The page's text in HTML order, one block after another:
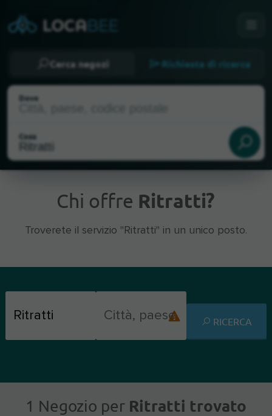
Cerca negozi Richiesta di ricerca
Dove
Cosa
Posizione attuale
Chi offre Ritratti?
Troverete il servizio "Ritratti" in un unico posto.
RICERCA
1 Negozio perRitratti trovato